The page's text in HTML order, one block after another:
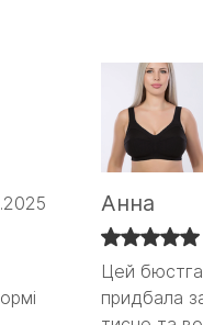
Анна
Цей
придбала
Цей
придбала